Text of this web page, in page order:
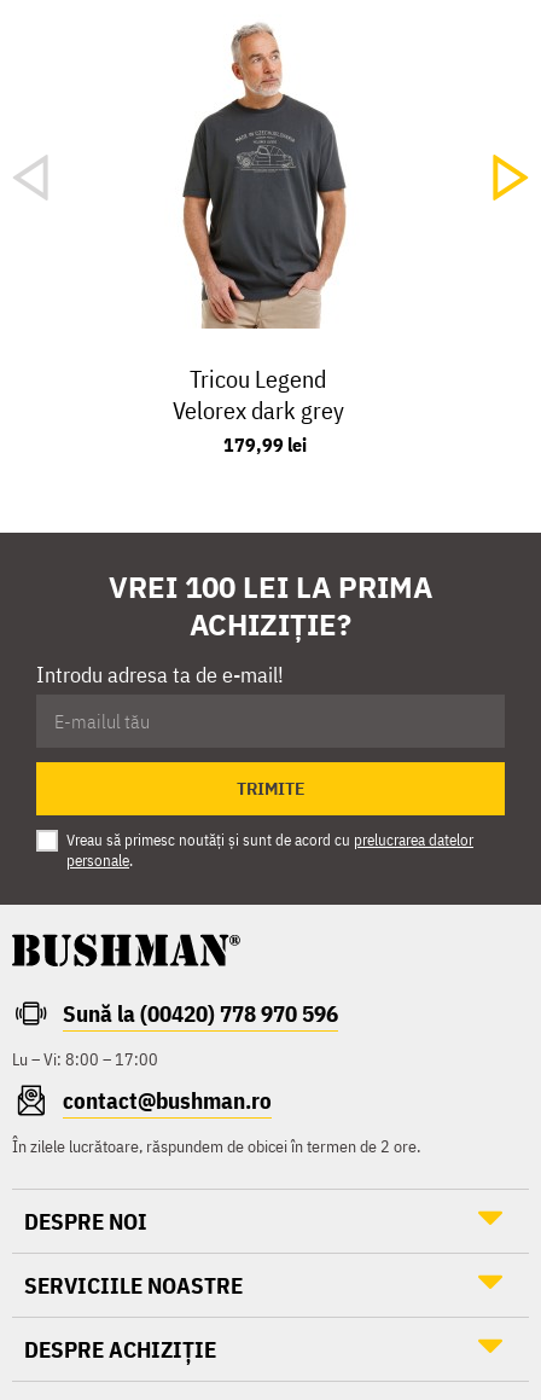
Tricou Legend
Velorex dark grey
179,99 lei
VREI 100 LEI LA PRIMA
ACHIZIȚIE?
Introdu adresa ta de e-mail!
TRIMITE
Vreau să primesc noutăți și sunt de acord cu prelucrarea datelor
personale.
Sună la (00420) 778 970 596
Lu – Vi: 8:00 – 17:00
contact@bushman.ro
În zilele lucrătoare, răspundem de obicei în termen de 2 ore.
DESPRE NOI
SERVICIILE NOASTRE
DESPRE ACHIZIȚIE